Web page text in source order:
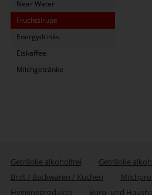
Near Water
Fruchtsirupe
Energydrinks
Eiskaffee
Milchgetränke
Getränke alkoholfrei Getränke
Brot / Backwaren / Kuchen
Hygieneprodukte
Büro- und